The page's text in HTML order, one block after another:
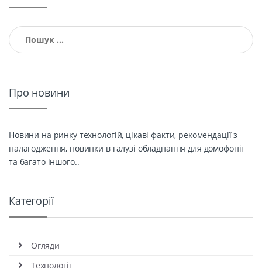
Пошук:
Про новини
Новини на ринку технологій, цікаві факти, рекомендації з
налагодження, новинки в галузі обладнання для домофонії
та багато іншого..
Категорії
Огляди
Технології